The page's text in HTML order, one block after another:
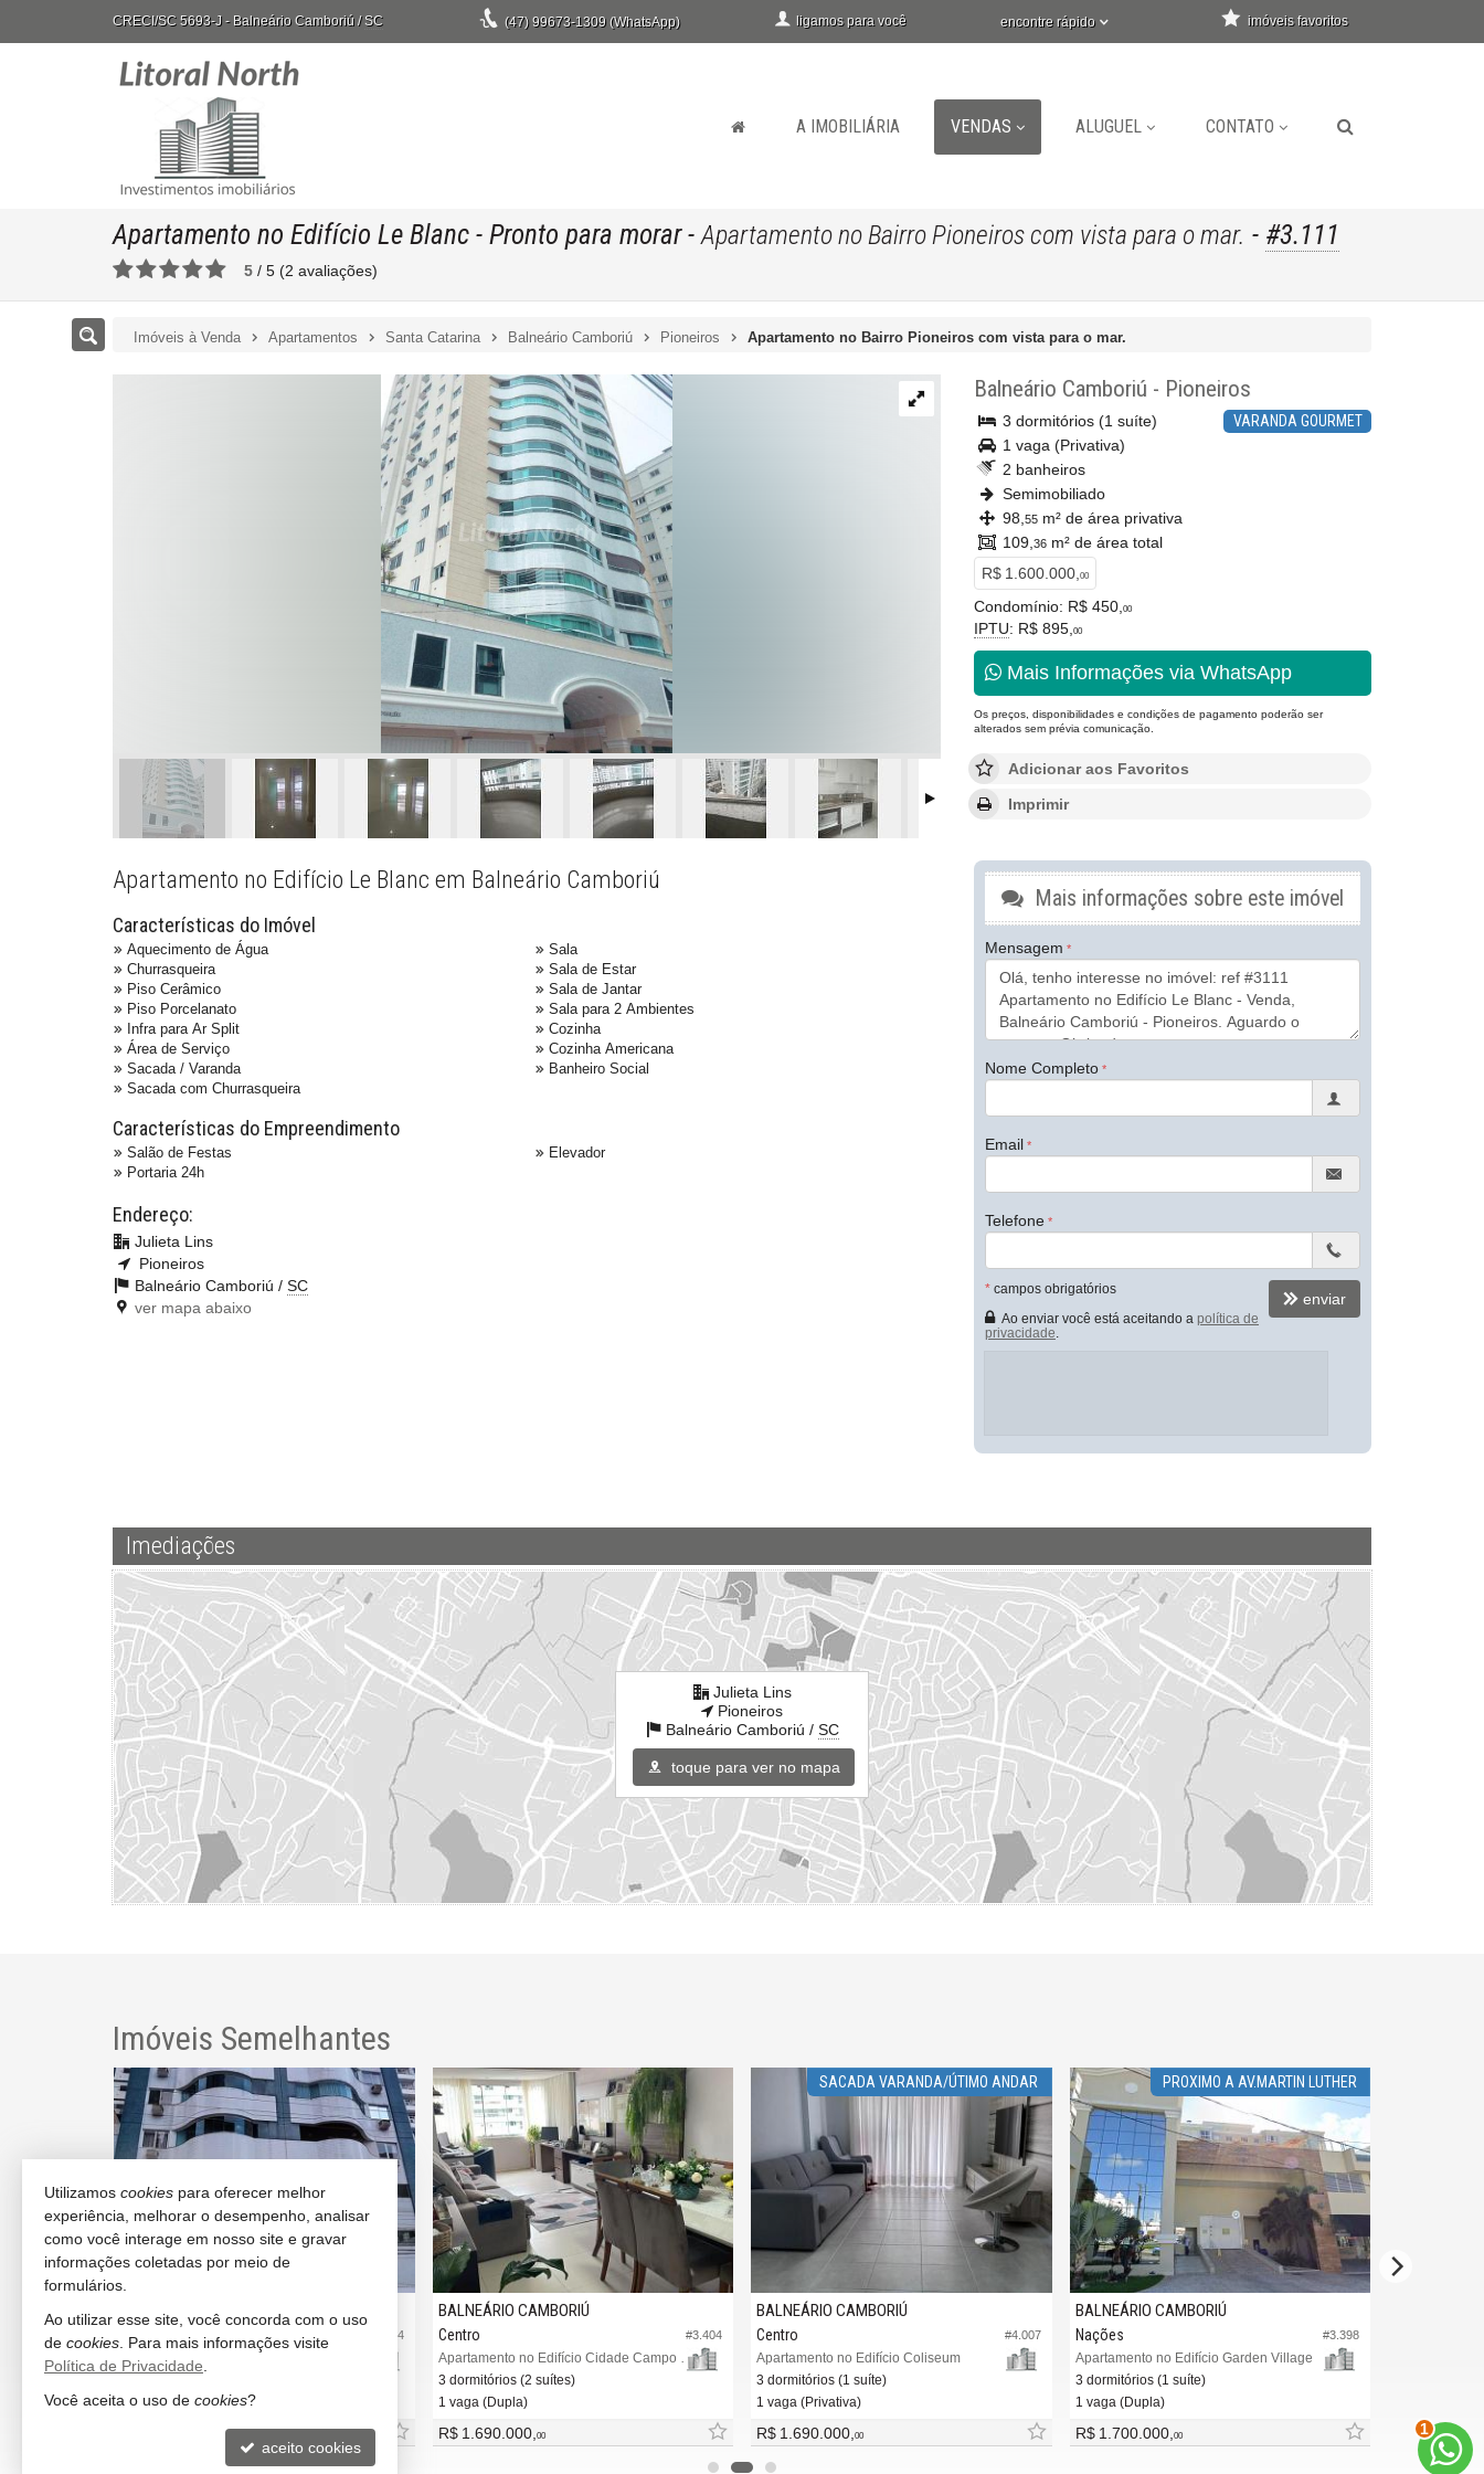
CRECI/SC 5693-J - Balneário Camboriú /SC (47) 99673-1309 (WhatsApp) ligamos para você encontre rápido imóveis favoritos
A IMOBILIÁRIA VENDAS ALUGUEL CONTATO
Apartamento no Edifício Le Blanc - Pronto para morar-Apartamento no Bairro Pioneiros com vista para o mar. - #3.111
5 / 5 (2 avaliações)
Imóveis à Venda Apartamentos Santa Catarina Balneário Camboriú Pioneiros Apartamento no Bairro Pioneiros com vista para o mar.
Balneário Camboriú - Pioneiros
VARANDA GOURMET
3 dormitórios (1 suíte)
1 vaga (Privativa)
2 banheiros
Semimobiliado
98, 55 m² de área privativa
109, 36 m² de área total
R$ 1.600.000, 00
Condomínio: R$ 450, 00
IPTU: R$ 895, 00
Mais Informações via WhatsApp
Os preços, disponibilidades e condições de pagamento poderão ser
alterados sem prévia comunicação.
Adicionar aos Favoritos
Imprimir
Apartamento no Edifício Le Blanc em Balneário Camboriú
Características do Imóvel
Aquecimento de Água
Churrasqueira
Piso Cerâmico
Piso Porcelanato
Infra para Ar Split
Área de Serviço
Sacada / Varanda
Sacada com Churrasqueira
Sala
Sala de Estar
Sala de Jantar
Sala para 2 Ambientes
Cozinha
Cozinha Americana
Banheiro Social
Características do Empreendimento
Salão de Festas
Portaria 24h
Elevador
Endereço:
Julieta Lins
Pioneiros
Balneário Camboriú / SC
ver mapa abaixo
Mais informações sobre este imóvel
Mensagem
Nome Completo
Email
Telefone
* campos obrigatórios
Ao enviar você está aceitando a política de
privacidade
enviar
Imediações
Julieta Lins
Pioneiros
Balneário Camboriú / SC
toque para ver no mapa
Imóveis Semelhantes
#3.258 #3.504
BALNEÁRIO CAMBORIÚ
Pioneiros
Apartamento no Edifício Maria Matilde
2 vagas (Privativa)
00
#3.404
BALNEÁRIO CAMBORIÚ
Centro
Apartamento no Edifício Cidade Campo Grande
3 dormitórios (2 suítes)
1 vaga (Dupla)
R$ 1.690.000,00
SACADA VARANDA/ÚTIMO ANDAR
#4.007
BALNEÁRIO CAMBORIÚ
Centro
Apartamento no Edifício Coliseum
3 dormitórios (1 suíte)
1 vaga (Privativa)
R$ 1.690.000,00
PROXIMO A AV.MARTIN LUTHER
#3.398
BALNEÁRIO CAMBORIÚ
Nações
Apartamento no Edifício Garden Village
3 dormitórios (1 suíte)
1 vaga (Dupla)
R$ 1.700.000,00 a partir de
2
Utilizamos cookies para oferecer melhor
experiência, melhorar o desempenho, analisar
como você interage em nosso site e gravar
informações coletadas por meio de
formulários.
Ao utilizar esse site, você concorda com o uso
de cookies . Para mais informações visite
Política de Privacidade
Você aceita o uso de cookies?
aceito cookies